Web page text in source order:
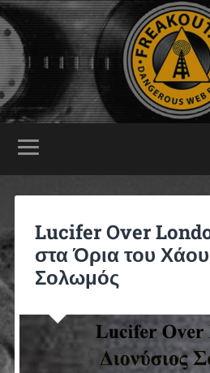
Lucifer Over
στα Όρια του
Σολωμός